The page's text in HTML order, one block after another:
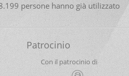
persone hanno già utilizzato
Patrocinio
Con il patrocinio di